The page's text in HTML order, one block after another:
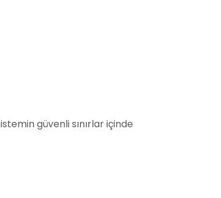
güvenli sınırlar içinde